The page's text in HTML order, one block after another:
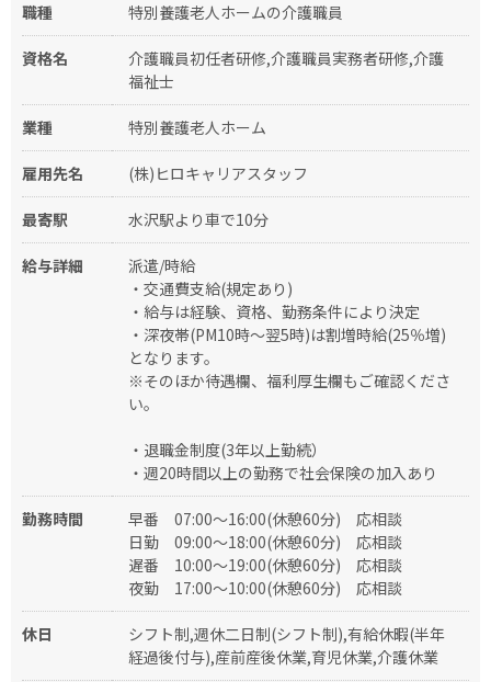
職種 特別養護老人ホームの介護職員
資格名
介護職員初任者研修,介護職員実務者研修,介護
福祉士
業種 特別養護老人ホーム
雇用先名 (株)ヒロキャリアスタッフ
最寄駅 水沢駅より車で10分
給与詳細
派遣/時給
・交通費支給(規定あり)
・給与は経験、資格、勤務条件により決定
・深夜帯(PM10時～翌5時)は割増時給(25％増)
となります。
※そのほか待遇欄、福利厚生欄もご確認くださ
い。
・退職金制度(3年以上勤続）
・週20時間以上の勤務で社会保険の加入あり
勤務時間 早番 07:00～16:00(休憩60分)
応相談
日勤
09:00～18:00(休憩60分)
応相談
遅番
10:00～19:00(休憩60分)
応相談
夜勤
17:00～10:00(休憩60分) 応相談
休日
シフト制,週休二日制(シフト制),有給休暇(半年
経過後付与),産前産後休業,育児休業,介護休業